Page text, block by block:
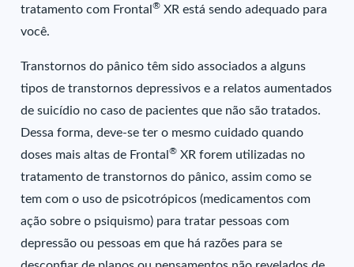
tratamento com Frontal® XR está sendo adequado para
você.
Transtornos do pânico têm sido associados a alguns
tipos de transtornos depressivos e a relatos aumentados
de suicídio no caso de pacientes que não são tratados.
Dessa forma, deve-se ter o mesmo cuidado quando
doses mais altas de Frontal® XR forem utilizadas no
tratamento de transtornos do pânico, assim como se
tem com o uso de psicotrópicos (medicamentos com
ação sobre o psiquismo) para tratar pessoas com
depressão ou pessoas em que há razões para se